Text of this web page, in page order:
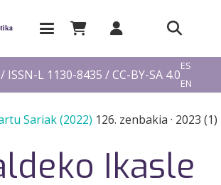
ISSN-L 1130-8435 / CC-BY-SA 4.0
ES
EN
Sariak (2022) 126. zenbakia · 2023 (1)
Ikasle